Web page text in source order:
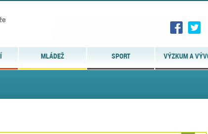
MLÁDEŽ SPORT VÝZKUM A